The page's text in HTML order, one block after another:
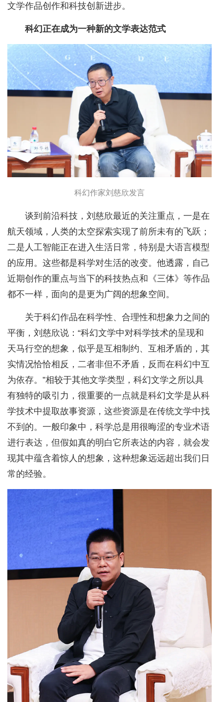
文学作品创作和科技创新进步。
科幻正在成为一种新的文学表达范式
科幻作家刘慈欣发言
谈到前沿科技，刘慈欣最近的关注重点，一是在
航天领域，人类的太空探索实现了前所未有的飞跃；
二是人工智能正在进入生活日常，特别是大语言模型
的应用。这些都是科学对生活的改变。他透露，自己
近期创作的重点与当下的科技热点和《三体》等作品
都不一样，面向的是更为广阔的想象空间。
关于科幻作品在科学性、合理性和想象力之间的
平衡，刘慈欣说：“科幻文学中对科学技术的呈现和
天马行空的想象，似乎是互相制约、互相矛盾的，其
实情况恰恰相反，二者非但不矛盾，反而在科幻中互
为依存。”相较于其他文学类型，科幻文学之所以具
有独特的吸引力，很重要的一点就是科幻文学是从科
学技术中提取故事资源，这些资源是在传统文学中找
不到的。一般印象中，科学总是用很晦涩的专业术语
进行表达，但假如真的明白它所表达的内容，就会发
现其中蕴含着惊人的想象，这种想象远远超出我们日
常的经验。